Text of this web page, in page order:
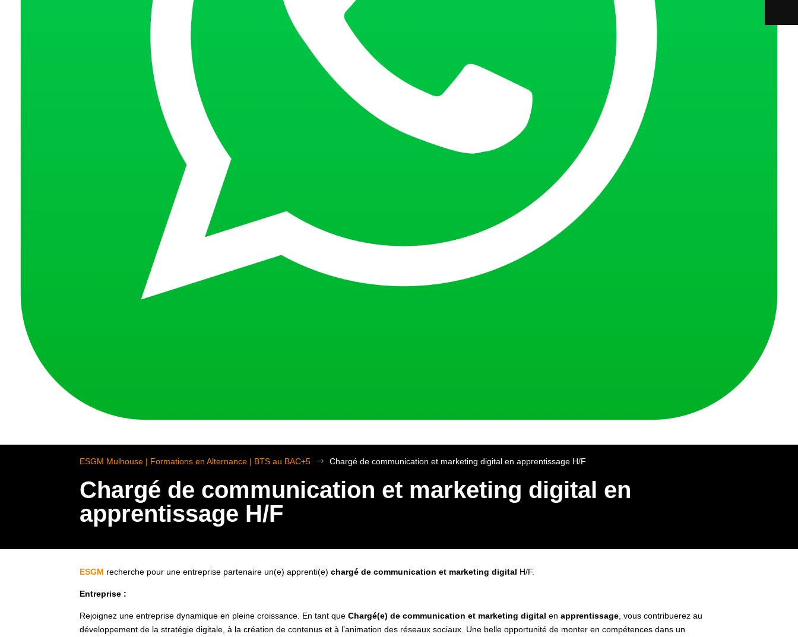
ESGM Mulhouse | Formations en Alternance | BTS au BAC+5 $ Chargé de communication et marketing digital en apprentissage H/F
Chargé de communication et marketing digital en
apprentissage H/F
ESGM recherche pour une entreprise partenaire un(e) apprenti(e)chargé de communication et marketing digital H/F.
Entreprise :
Rejoignez une entreprise dynamique en pleine croissance. En tant queChargé(e) de communication et marketing digital enapprentissage , vous contribuerez au
développement de la stratégie digitale, à la création de contenus et à l’animation des réseaux sociaux. Une belle opportunité de monter en compétences dans un